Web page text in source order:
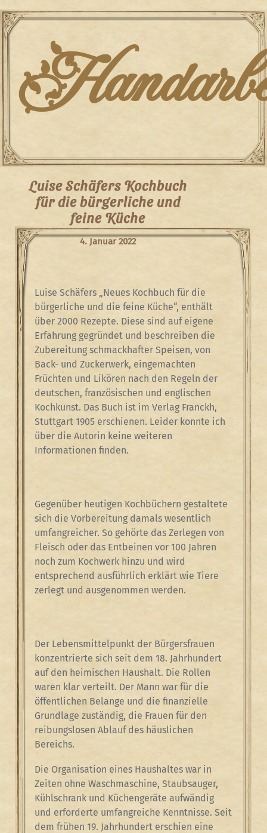
Skip
to
content
Luise Schäfers Kochbuch
für die bürgerliche und
feine Küche
4. Januar 2022
Luise Schäfers „Neues Kochbuch für die
bürgerliche und die feine Küche“, enthält
über 2000 Rezepte. Diese sind auf eigene
Erfahrung gegründet und beschreiben die
Zubereitung schmackhafter Speisen, von
Back- und Zuckerwerk, eingemachten
Früchten und Likören nach den Regeln der
deutschen, französischen und englischen
Kochkunst. Das Buch ist im Verlag Franckh,
Stuttgart 1905 erschienen. Leider konnte ich
über die Autorin keine weiteren
Informationen finden.
Gegenüber heutigen Kochbüchern gestaltete
sich die Vorbereitung damals wesentlich
umfangreicher. So gehörte das Zerlegen von
Fleisch oder das Entbeinen vor 100 Jahren
noch zum Kochwerk hinzu und wird
entsprechend ausführlich erklärt wie Tiere
zerlegt und ausgenommen werden.
Der Lebensmittelpunkt der Bürgersfrauen
konzentrierte sich seit dem 18. Jahrhundert
auf den heimischen Haushalt. Die Rollen
waren klar verteilt. Der Mann war für die
öffentlichen Belange und die finanzielle
Grundlage zuständig, die Frauen für den
reibungslosen Ablauf des häuslichen
Bereichs.
Die Organisation eines Haushaltes war in
Zeiten ohne Waschmaschine, Staubsauger,
Kühlschrank und Küchengeräte aufwändig
und erforderte umfangreiche Kenntnisse. Seit
dem frühen 19. Jahrhundert erschien eine